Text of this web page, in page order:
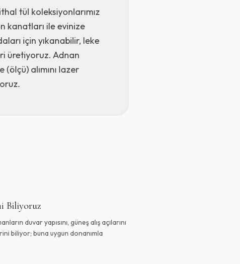
tül koleksiyonlarımız
kanatları ile evinize
için yıkanabilir, leke
üretiyoruz. Adnan
alımını lazer
Biliyoruz
duvar yapısını, güneş alış açılarını
biliyor; buna uygun donanımla